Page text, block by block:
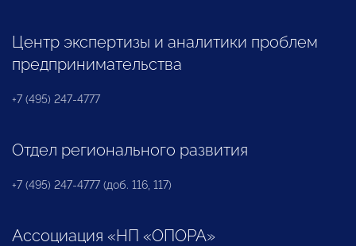
Центр экспертизы и аналитики проблем
предпринимательства
+7 (495) 247-4777
Отдел регионального развития
+7 (495) 247-4777 (доб. 116, 117)
Ассоциация «НП «ОПОРА»